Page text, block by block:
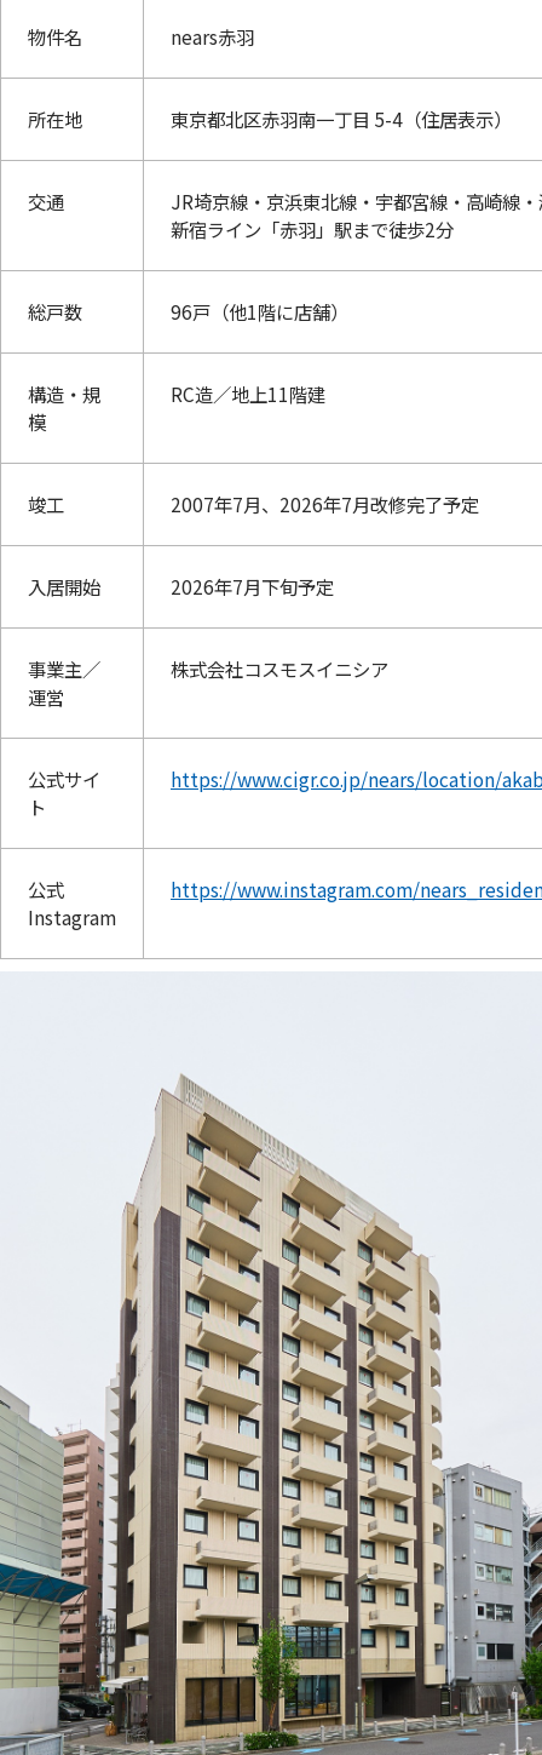
物件名 nears赤羽
所在地 東京都北区赤羽南一丁目 5-4（住居表示）
交通
JR埼京線・京浜東北線・宇都宮線・高崎線
新宿ライン「赤羽」駅まで徒歩2分
総戸数 96戸（他1階に店舗）
構造・規
模
RC造／地上11階建
竣工 2007年7月、2026年7月改修完了予定
入居開始 2026年7月下旬予定
事業主／
運営
株式会社コスモスイニシア
公式サイ
ト
https://www.cigr.co.jp/nears/location/
公式
Instagram
https://www.instagram.com/